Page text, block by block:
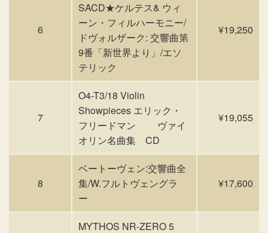
6
SACD★ケルテス& ウィ
ーン・フィルハーモニー/
ドヴォルザーク: 交響曲第
9番「新世界より」/エソ
テリック
¥19,250
7
O4-T3/18 Violin
Showpieces エリック・
フリードマン ヴァイ
オリン名曲集 CD
¥19,055
8
ベートーヴェン:交響曲全
集/W.フルトヴェングラ
ー
¥17,600
MYTHOS NR-ZERO 5